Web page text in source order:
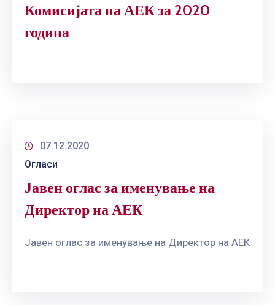
Комисијата на АЕК за 2020
година
07.12.2020
Огласи
Јавен оглас за именување на
Директор на АЕК
Јавен оглас за именување на Директор на АЕК